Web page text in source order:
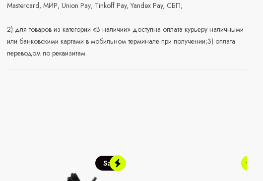
Mastercard, МИР, Union Pay; Tinkoff Pay, Yandex Pay, СБП;
2) для товаров из категории «В наличии» доступна оплата курьеру наличными
или банковскими картами в мобильном терминале при получении;3) оплата
переводом по реквизитам.
Sale